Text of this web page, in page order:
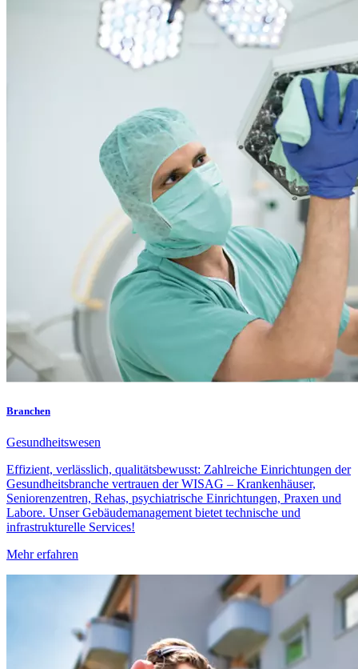
Branchen
Gesundheitswesen
Effizient, verlässlich, qualitätsbewusst: Zahlreiche Einrichtungen der
Gesundheitsbranche vertrauen der WISAG – Krankenhäuser,
Seniorenzentren, Rehas, psychiatrische Einrichtungen, Praxen und
Labore. Unser Gebäudemanagement bietet technische und
infrastrukturelle Services!
Mehr erfahren